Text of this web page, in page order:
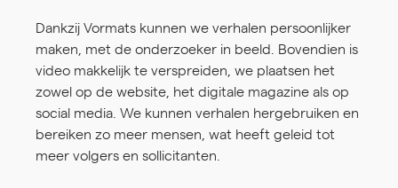
Dankzij Vormats kunnen we verhalen persoonlijker
maken, met de onderzoeker in beeld. Bovendien is
video makkelijk te verspreiden, we plaatsen het
zowel op de website, het digitale magazine als op
social media. We kunnen verhalen hergebruiken en
bereiken zo meer mensen, wat heeft geleid tot
meer volgers en sollicitanten.